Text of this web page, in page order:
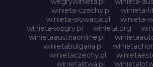
winieta-czechy.pl
winieta-
winieta-słowacja.pl
winieta-
winieta-węgry.pl
winieta.org
winietaaustriaonline.pl
winietabulgaria.pl
winietaczechy.pl
winietalitwa.pl